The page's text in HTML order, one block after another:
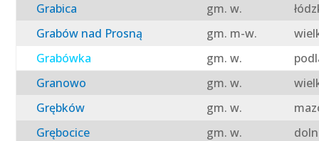
Grabica
gm. w.
Grabów nad Prosną
gm. m-w.
Grabówka
gm. w.
Granowo
gm. w.
Grębków
gm. w.
Grębocice
gm. w.